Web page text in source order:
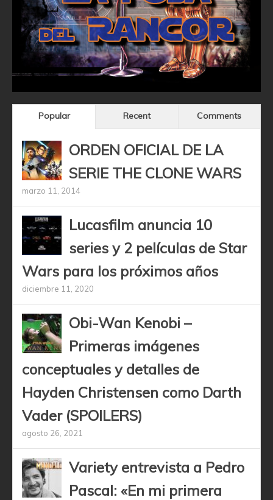
Popular Recent Comments
ORDEN OFICIAL DE LA
SERIE THE CLONE WARS
marzo 11, 2014
Lucasfilm anuncia 10
series y 2 películas de Star
Wars para los próximos años
diciembre 11, 2020
Obi-Wan Kenobi –
Primeras imágenes
conceptuales y detalles de
Hayden Christensen como Darth
Vader (SPOILERS)
agosto 26, 2021
Variety entrevista a Pedro
Pascal: «En mi primera